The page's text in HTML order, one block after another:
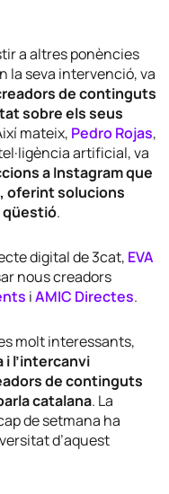
a altres ponències
la seva intervenció, va
de continguts
sobre els seus
mateix, Pedro Rojas,
artificial, va
a Instagram que
oferint solucions
qüestió.
digital de 3cat, EVA
nous creadors
iAMIC Directes.
molt interessants,
i l’intercanvi
de continguts
catalana. La
de setmana ha
d’aquest